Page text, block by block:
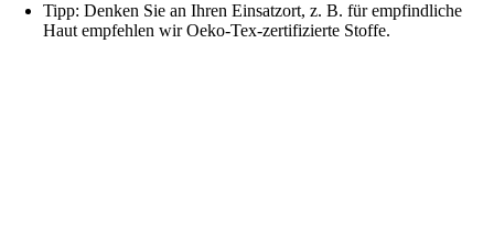
Tipp: Denken Sie an Ihren Einsatzort, z. B. für empfindliche
Haut empfehlen wir Oeko-Tex-zertifizierte Stoffe.